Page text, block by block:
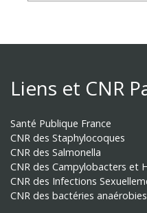
Liens et CNR
Santé Publique France
CNR des Staphylocoques
CNR des Salmonella
CNR des Campylobacters et
CNR des Infections
CNR des bactéries